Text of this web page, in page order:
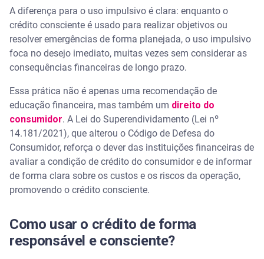
Simule e contrate: após escolher a opção mais
vantajosa, basta seguir com a solicitação
diretamente com a empresa parceira.
Acompanhe a aprovação: o processo de análise e
os prazos de aprovação são definidos pela
ocorre por e-mail ou pelo aplicativo da instituição
financeira.
Planeje a liquidação antecipada do crédito
Sem título
Dê o próximo passo para o crédito responsável
Perguntas frequentes sobre crédito responsável
O que é crédito responsável?
A diferença para o uso impulsivo é clara: enquanto o
crédito consciente é usado para realizar objetivos ou
resolver emergências de forma planejada, o uso impulsivo
foca no desejo imediato, muitas vezes sem considerar as
consequências financeiras de longo prazo.
Essa prática não é apenas uma recomendação de
educação financeira, mas também um direito do
consumidor. A Lei do Superendividamento (Lei nº
14.181/2021), que alterou o Código de Defesa do
Consumidor, reforça o dever das instituições financeiras de
avaliar a condição de crédito do consumidor e de informar
de forma clara sobre os custos e os riscos da operação,
promovendo o crédito consciente.
Como usar o crédito de forma
responsável e consciente?